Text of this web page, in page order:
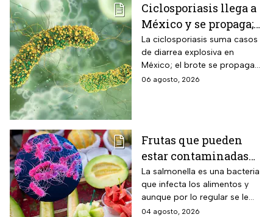
Ciclosporiasis llega a
México y se propaga;
activan protocolos
para revisar frutas y
verduras
La ciclosporiasis suma casos
de diarrea explosiva en
México; el brote se propaga
en el territorio nacional
06 agosto, 2026
Frutas que pueden
estar contaminadas
de salmonella y cómo
protegerte del
contagio
La salmonella es una bacteria
que infecta los alimentos y
aunque por lo regular se le
relaciona con el huevo,
04 agosto, 2026